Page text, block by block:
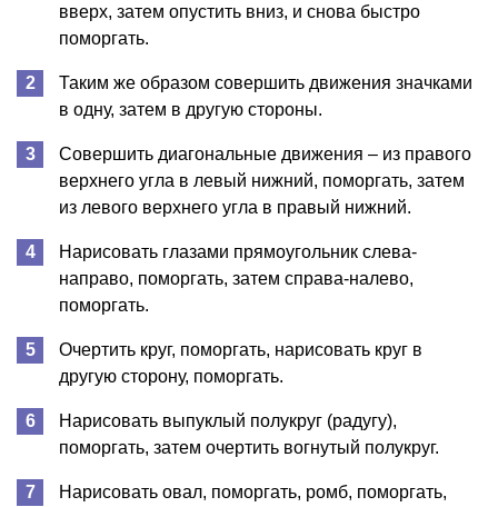
вверх, затем опустить вниз, и снова быстро
поморгать.
Таким же образом совершить движения значками
в одну, затем в другую стороны.
Совершить диагональные движения – из правого
верхнего угла в левый нижний, поморгать, затем
из левого верхнего угла в правый нижний.
Нарисовать глазами прямоугольник слева-
направо, поморгать, затем справа-налево,
поморгать.
Очертить круг, поморгать, нарисовать круг в
другую сторону, поморгать.
Нарисовать выпуклый полукруг (радугу),
поморгать, затем очертить вогнутый полукруг.
Нарисовать овал, поморгать, ромб, поморгать,